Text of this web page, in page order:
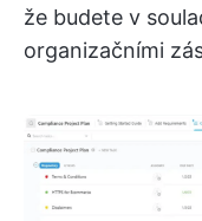
že budete v
organizačními